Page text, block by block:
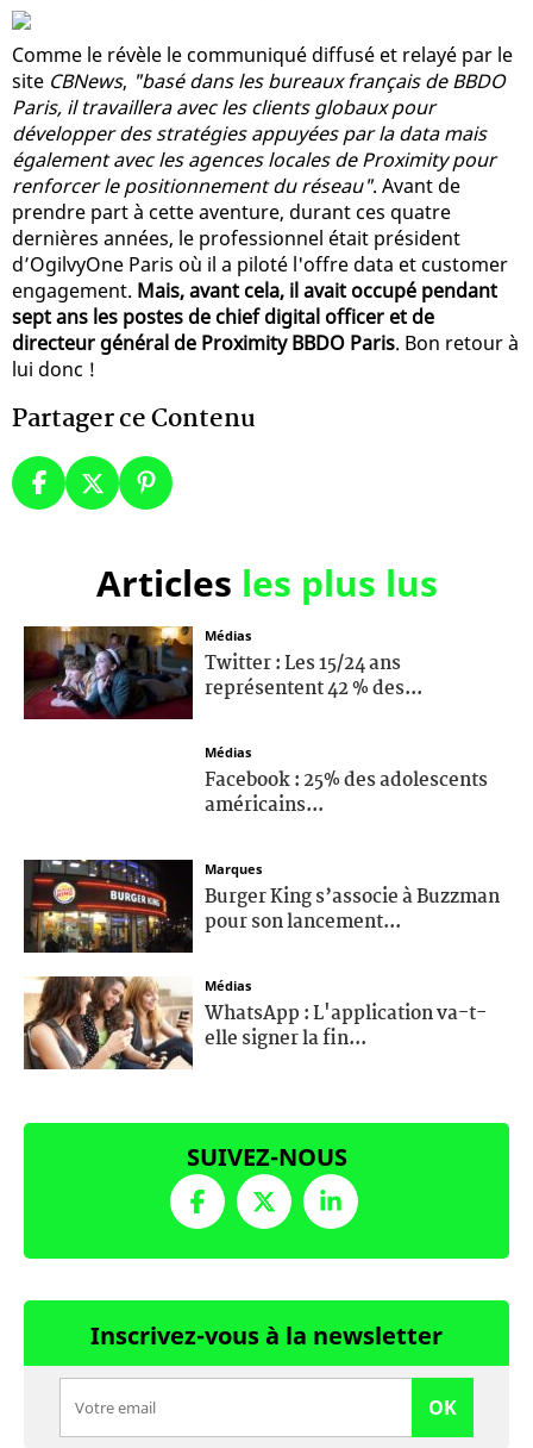
Comme le révèle le communiqué diffusé et relayé par le
site CBNews, "basé dans les bureaux français de BBDO
Paris, il travaillera avec les clients globaux pour
développer des stratégies appuyées par la data mais
également avec les agences locales de Proximity pour
renforcer le positionnement du réseau". Avant de
prendre part à cette aventure, durant ces quatre
dernières années, le professionnel était président
d’OgilvyOne Paris où il a piloté l'offre data et customer
engagement. Mais, avant cela, il avait occupé pendant
sept ans les postes de chief digital officer et de
directeur général de Proximity BBDO Paris. Bon retour à
lui donc !
Partager ce Contenu
Articles les plus lus
Médias
Twitter : Les 15/24 ans
représentent 42 % des...
Médias
Facebook : 25% des adolescents
américains...
Marques
Burger King s’associe à Buzzman
pour son lancement...
Médias
WhatsApp : L'application va-t-
elle signer la fin...
SUIVEZ-NOUS
Inscrivez-vous à la newsletter
OK